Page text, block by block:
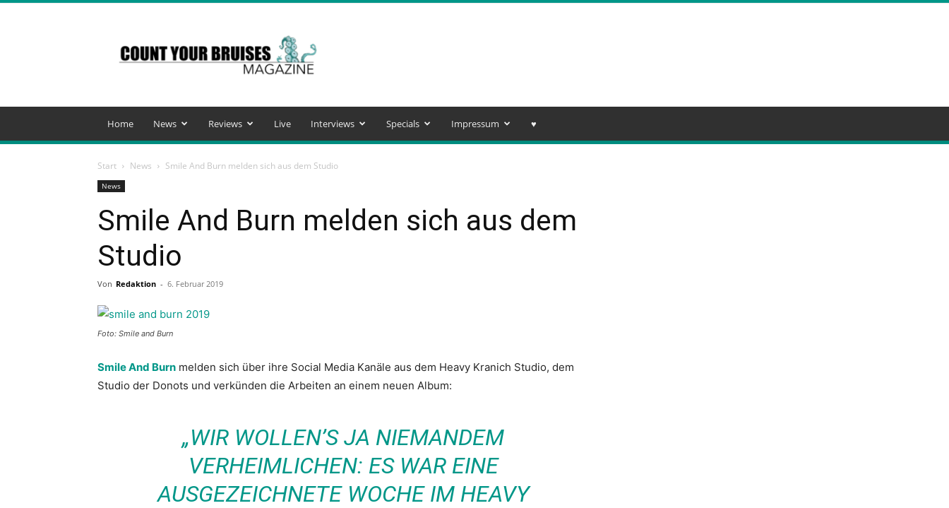
Your
Bruises
Magazine
Home News Reviews Live Interviews Specials Impressum ♥️
Start News Smile And Burn melden sich aus dem Studio
News
Smile And Burn melden sich aus dem
Studio
Von Redaktion - 6. Februar 2019
Foto: Smile and Burn
Smile And Burn melden sich über ihre Social Media Kanäle aus dem Heavy Kranich Studio, dem
Studio der Donots und verkünden die Arbeiten an einem neuen Album:
„WIR WOLLEN’S JA NIEMANDEM
VERHEIMLICHEN: ES WAR EINE
AUSGEZEICHNETE WOCHE IM HEAVY